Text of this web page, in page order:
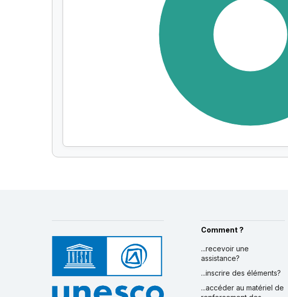
Comment ?
...recevoir une
assistance?
...inscrire des éléments?
...accéder au matériel de